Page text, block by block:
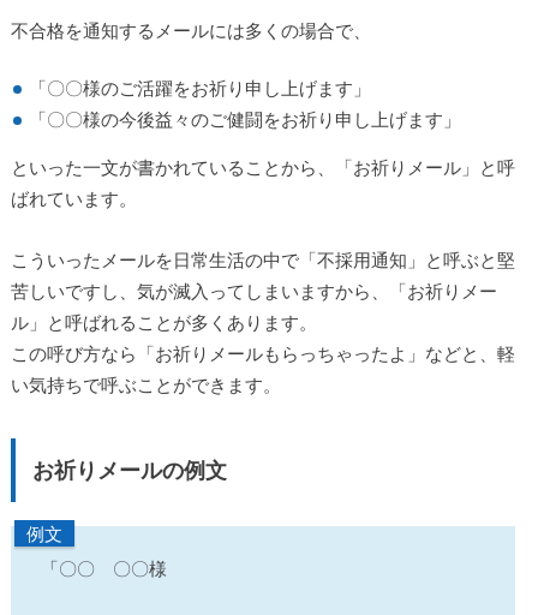
不合格を通知するメールには多くの場合で、
「〇〇様のご活躍をお祈り申し上げます」
「〇〇様の今後益々のご健闘をお祈り申し上げます」
といった一文が書かれていることから、「お祈りメール」と呼
ばれています。
こういったメールを日常生活の中で「不採用通知」と呼ぶと堅
苦しいですし、気が滅入ってしまいますから、「お祈りメー
ル」と呼ばれることが多くあります。
この呼び方なら「お祈りメールもらっちゃったよ」などと、軽
い気持ちで呼ぶことができます。
お祈りメールの例文
例文
「〇〇 〇〇様